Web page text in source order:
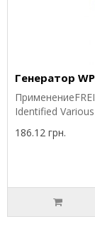
Генератор
Identified
186.12 грн.